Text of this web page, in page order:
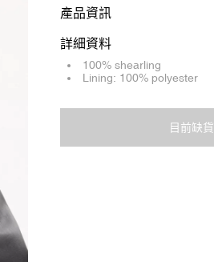
產品資訊
詳細資料
100% shearling
Lining: 100% polyester
目前缺貨